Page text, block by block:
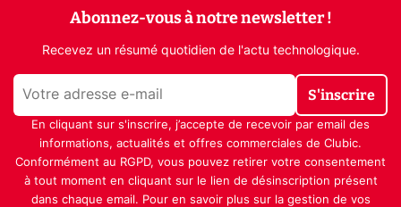
Abonnez-vous à notre newsletter !
Recevez un résumé quotidien de l'actu technologique.
S'inscrire
En cliquant sur s'inscrire, j’accepte de recevoir par email des
informations, actualités et offres commerciales de Clubic.
Conformément au RGPD, vous pouvez retirer votre consentement
à tout moment en cliquant sur le lien de désinscription présent
dans chaque email. Pour en savoir plus sur la gestion de vos